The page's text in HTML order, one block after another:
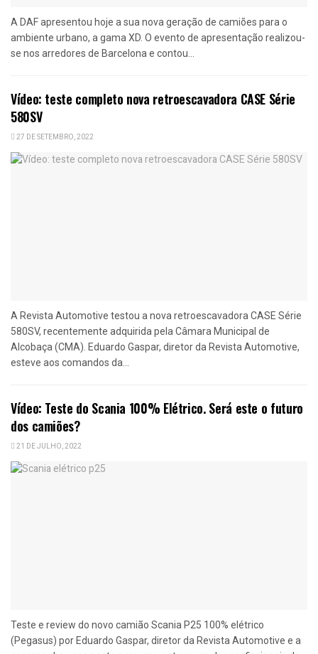
A DAF apresentou hoje a sua nova geração de camiões para o
ambiente urbano, a gama XD. O evento de apresentação realizou-
se nos arredores de Barcelona e contou...
Vídeo: teste completo nova retroescavadora CASE Série
580SV
27 DE SETEMBRO, 2022
A Revista Automotive testou a nova retroescavadora CASE Série
580SV, recentemente adquirida pela Câmara Municipal de
Alcobaça (CMA). Eduardo Gaspar, diretor da Revista Automotive,
esteve aos comandos da...
Vídeo: Teste do Scania 100% Elétrico. Será este o futuro
dos camiões?
21 DE JULHO, 2022
Teste e review do novo camião Scania P25 100% elétrico
(Pegasus) por Eduardo Gaspar, diretor da Revista Automotive e a